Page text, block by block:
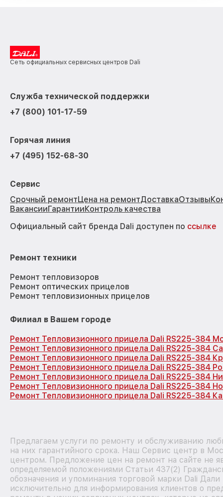
Сеть официальных сервисных центров Dali
Служба технической поддержки
+7 (800) 101-17-59
Горячая линия
+7 (495) 152-68-30
Сервис
Срочный ремонтЦена на ремонтДоставкаОтзывы
ВакансииГарантииКонтроль качества
Официальный сайт бренда Dali доступен по ссылке
Ремонт техники
Ремонт тепловизоров
Ремонт оптических прицелов
Ремонт тепловизионных прицелов
Филиал в Вашем городе
Ремонт Тепловизионного прицела Dali RS225-384
Ремонт Тепловизионного прицела Dali RS225-384
Ремонт Тепловизионного прицела Dali RS225-384
Ремонт Тепловизионного прицела Dali RS225-384
Ремонт Тепловизионного прицела Dali RS225-384
Ремонт Тепловизионного прицела Dali RS225-384
Ремонт Тепловизионного прицела Dali RS225-384
Предлагаем услуги по ремонту и обслуживанию
на них гарантийного срока. Наш Сервис центр в
центром. Предложение цен на ремонт на сайте не
определяемой положениями Статьи 437(2)
обозначения и упоминания торговой марки Dali
исключительно для информирования клиентов о